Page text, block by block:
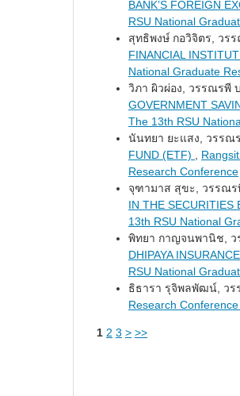
BANK’S FOREIGN
RSU National
สุทธิพงษ์ กอวิจิตร, วร
FINANCIAL
National Graduate
วิภา ผิวผ่อง, วรรณรพี
GOVERNMENT
The 13th RSU
นันทยา ยะแสง, วรรณ
FUND (ETF)
Research Conference
จุฑามาส สุขะ, วรรณร
IN THE SECURITIES
13th RSU National
พิทยา กาญจนพานิช,
DHIPAYA
RSU National
ธิธารา รุจิพลพัฒน์, ว
Research
1 2 3 > >>